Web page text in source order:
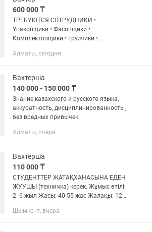
600 000 ₸
ТРЕБУЮТСЯ СОТРУДНИКИ •
Упаковщики • Фасовщики •
Комплектовщики • Грузчики •
тг/месяц Без всего Бесплатное жилье и
График...
Алматы, сегодня
Вахтерша
140 000 - 150 000 ₸
Знание казахского и русского языка,
аккуратность, дисциплинированность ,
без вредных привычек
Алматы, вчера
Вахтерша
110 000 ₸
СТУДЕНТТЕР ЖАТАҚХАНАСЫНА ЕДЕН
ЖУУШЫ (техничка) керек. Жұмыс өтілі:
2- 6 жыл Жасы: 40-55 жас Жалақы: 120
сақтандыру ішінде) Жұмыс уақыты:
Шымкент, вчера